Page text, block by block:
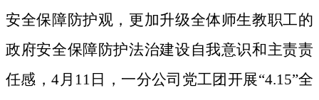
安全保障防护观，更加升级全体师生教职工的
政府安全保障防护法治建设自我意识和主责责
任感，4月11日，一分公司党工团开展“4.15”全